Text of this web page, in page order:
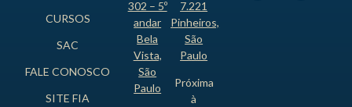
CURSOS
SAC
FALE CONOSCO
SITE FIA
302 – 5º
andar
Bela
Vista,
São
Paulo
7.221
Pinheiros,
São
Paulo
Próxima
à